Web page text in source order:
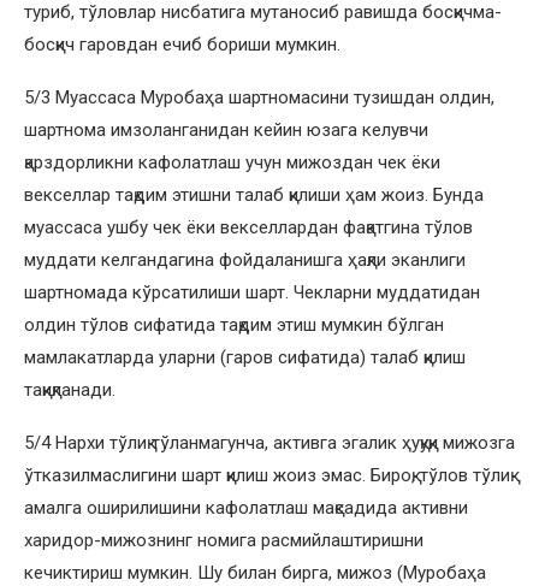
туриб, тўловлар нисбатига мутаносиб равишда босқичма-
босқич гаровдан ечиб бориши мумкин.
5/3 Муассаса Муробаҳа шартномасини тузишдан олдин,
шартнома имзоланганидан кейин юзага келувчи
қарздорликни кафолатлаш учун мижоздан чек ёки
векселлар тақдим этишни талаб қилиши ҳам жоиз. Бунда
муассаса ушбу чек ёки векселлардан фақатгина тўлов
муддати келгандагина фойдаланишга ҳақли эканлиги
шартномада кўрсатилиши шарт. Чекларни муддатидан
олдин тўлов сифатида тақдим этиш мумкин бўлган
мамлакатларда уларни (гаров сифатида) талаб қилиш
тақиқланади.
5/4 Нархи тўлиқ тўланмагунча, активга эгалик ҳуқуқи мижозга
ўтказилмаслигини шарт қилиш жоиз эмас. Бироқ, тўлов тўлиқ
амалга оширилишини кафолатлаш мақсадида активни
харидор-мижознинг номига расмийлаштиришни
кечиктириш мумкин. Шу билан бирга, мижоз (Муробаҳа